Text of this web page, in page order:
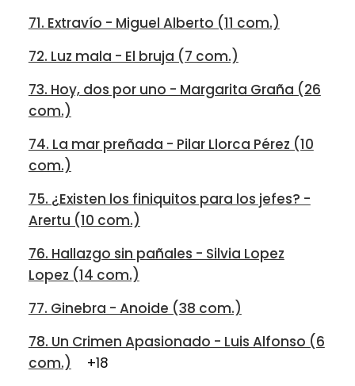
71. Extravío - Miguel Alberto (11 com.)
72. Luz mala - El bruja (7 com.)
73. Hoy, dos por uno - Margarita Graña (26
com.)
74. La mar preñada - Pilar Llorca Pérez (10
com.)
75. ¿Existen los finiquitos para los jefes? -
Arertu (10 com.)
76. Hallazgo sin pañales - Silvia Lopez
Lopez (14 com.)
77. Ginebra - Anoide (38 com.)
78. Un Crimen Apasionado - Luis Alfonso (6
com.)
+18